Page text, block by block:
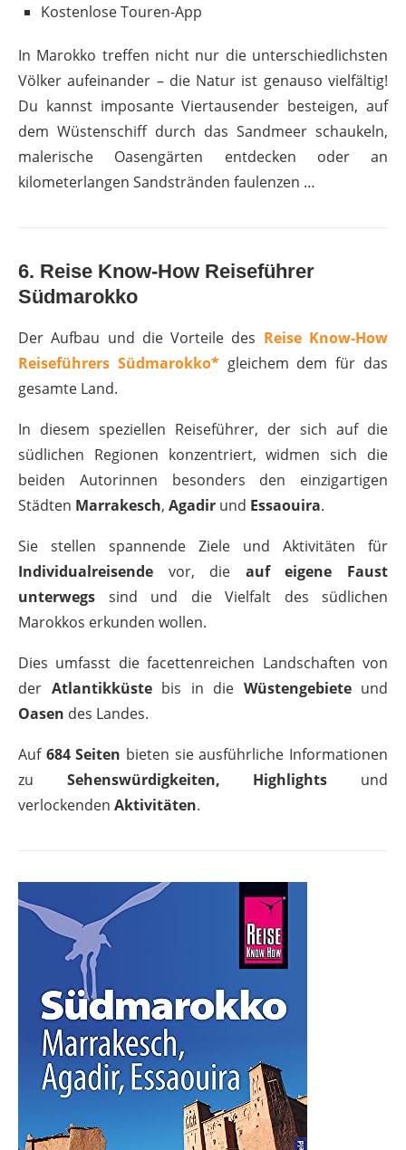
Kostenlose Touren-App
In Marokko treffen nicht nur die unterschiedlichsten
Völker aufeinander – die Natur ist genauso vielfältig!
Du kannst imposante Viertausender besteigen, auf
dem Wüstenschiff durch das Sandmeer schaukeln,
malerische Oasengärten entdecken oder an
kilometerlangen Sandstränden faulenzen …
6. Reise Know-How Reiseführer
Südmarokko
Der Aufbau und die Vorteile des Reise Know-How
Reiseführers Südmarokko*gleichem dem für das
gesamte Land.
In diesem speziellen Reiseführer, der sich auf die
südlichen Regionen konzentriert, widmen sich die
beiden Autorinnen besonders den einzigartigen
Städten Marrakesch, Agadir und Essaouira.
Sie stellen spannende Ziele und Aktivitäten für
Individualreisende vor, die auf eigene Faust
unterwegs sind und die Vielfalt des südlichen
Marokkos erkunden wollen.
Dies umfasst die facettenreichen Landschaften von
der Atlantikküstebis in die Wüstengebieteund
Oasen des Landes.
Auf 684 Seiten bieten sie ausführliche Informationen
zu Sehenswürdigkeiten, Highlights und
verlockenden Aktivitäten.